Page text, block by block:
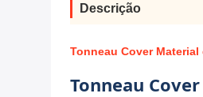
Descrição
Tonneau Cover
Tonneau